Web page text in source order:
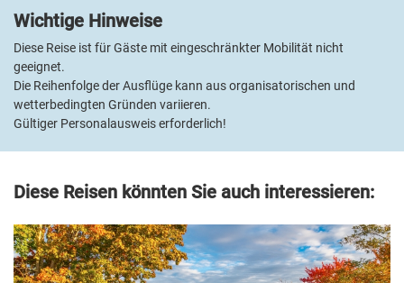
und Whirlpool. Die großzügigen Zimmer sind hell eingerichtet und
Safe und kostenfreies WLAN.
In Bratislava und Prag wohnen Sie in guten Mittelklassehotels in
Doppelzimmern mit Bad oder DU/WC, Klimaanlage, TV und
kostenfreiem WLAN.
Wichtige Hinweise
Diese Reise ist für Gäste mit eingeschränkter Mobilität nicht
geeignet.
Die Reihenfolge der Ausflüge kann aus organisatorischen und
wetterbedingten Gründen variieren.
Gültiger Personalausweis erforderlich!
Diese Reisen könnten Sie auch interessieren: